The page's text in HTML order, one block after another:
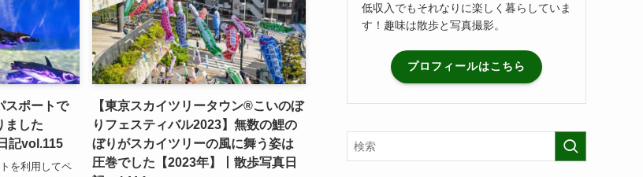
スポートで
ました
記vol.115
を利用してペ
【東京スカイツリータウン®こいのぼ
りフェスティバル2023】無数の鯉の
ぼりがスカイツリーの風に舞う姿は
圧巻でした【2023年】丨散歩写真日
低収入でもそれなりに楽しく暮らしていま
す！趣味は散歩と写真撮影。
プロフィールはこちら